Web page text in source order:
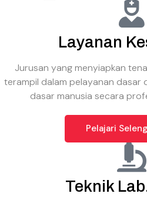
Layanan
Jurusan yang menyiapkan
terampil dalam pelayanan dasar
dasar manusia secara
Pelajari
Teknik